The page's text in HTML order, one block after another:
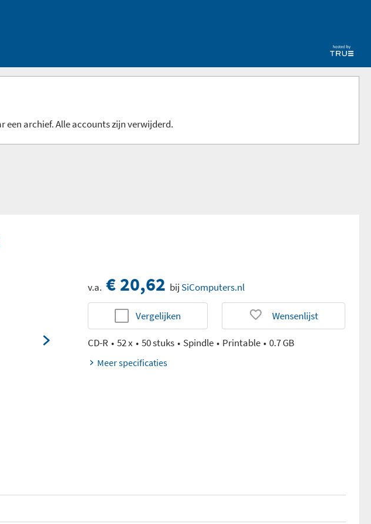
een archief. Alle accounts zijn verwijderd.
v.a. € 20,62 bij SiComputers.nl
Vergelijken Wensenlijst
CD-R 52 x 50 stuks Spindle Printable 0.7 GB
Meer specificaties